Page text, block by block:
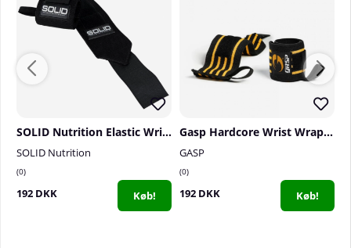
SOLID Nutrition Elastic Wrist Wraps
SOLID Nutrition
0
192 DKK Køb!
Gasp Hardcore Wrist Wraps, black
GASP
0
192 DKK Køb!